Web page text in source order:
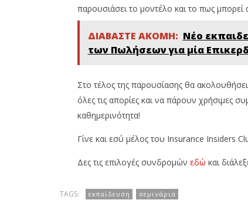
παρουσιάσει το μοντέλο και το πως
ΔΙΑΒΑΣΤΕ ΑΚΟΜΗ: Νέο
των Πωλήσεων για μία
Στο τέλος της παρουσίασης θα
όλες τις απορίες και να πάρουν
καθημερινότητα!
Γίνε και εσύ μέλος του Insurance Insiders
Δες τις επιλογές συνδρομών εδώ και
TAGS: εκπαίδευση σεμινάρια